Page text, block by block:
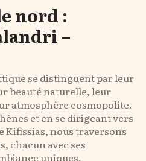
nord :
–
se distinguent par leur
beauté naturelle, leur
atmosphère cosmopolite.
et en se dirigeant vers
Kifissias, nous traversons
chacun avec ses
uniques.